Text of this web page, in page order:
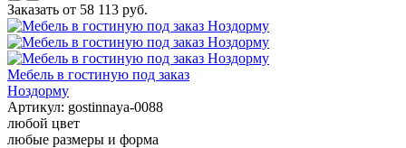
Заказать от 58 113 руб.
Мебель в гостиную под заказ
Ноздорму
Артикул: gostinnaya-0088
любой цвет
любые размеры и форма